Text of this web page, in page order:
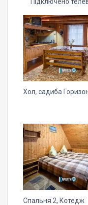
Хол, садиба
Спальня 2, Котедж